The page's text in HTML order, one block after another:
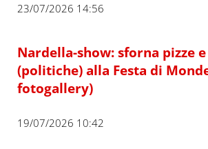
23/07/2026 14:56
Nardella-show: sforna pizze
(politiche) alla Festa di
fotogallery)
19/07/2026 10:42